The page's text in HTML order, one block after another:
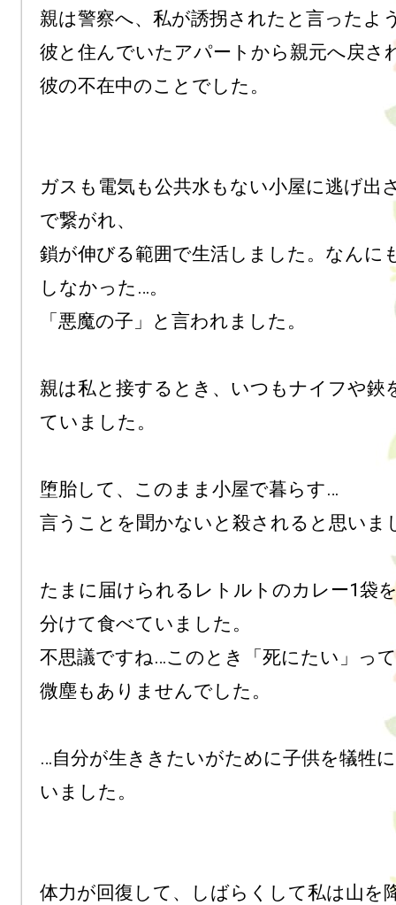
親は警察へ、私が誘拐されたと言ったよ
彼と住んでいたアパートから親元へ戻さ
彼の不在中のことでした。
ガスも電気も公共水もない小屋に逃げ出
で繋がれ、
鎖が伸びる範囲で生活しました。なんに
しなかった…。
「悪魔の子」と言われました。
親は私と接するとき、いつもナイフや鋏
ていました。
堕胎して、このまま小屋で暮らす…
言うことを聞かないと殺されると思いま
たまに届けられるレトルトのカレー1袋
分けて食べていました。
不思議ですね…このとき「死にたい」っ
微塵もありませんでした。
…自分が生ききたいがために子供を犠牲
いました。
体力が回復して、しばらくして私は山を